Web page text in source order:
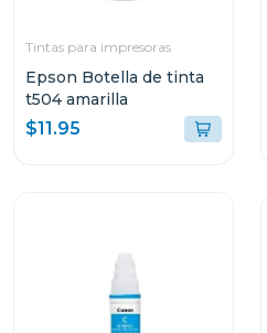
Tintas para impresoras
Epson Botella de tinta
t504 amarilla
$11.95